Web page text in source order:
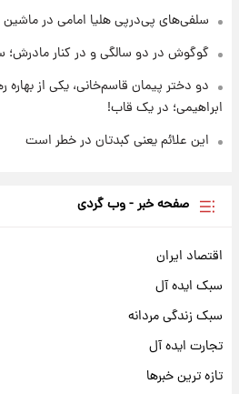
سلفی‌های پی‌درپی هلیا امامی در
گوگوش در دو سالگی و در کنار مادرش؛ سال
دو دختر پیمان قاسم‌خانی، یکی از بهاره
ابراهیمی؛ در یک قاب!
این علائم یعنی کبدتان در خطر است
صفحه خبر - وب گردی
اقتصاد ایران
سبک ایده آل
سبک زندگی مردانه
تجارت ایده آل
تازه ترین خبرها